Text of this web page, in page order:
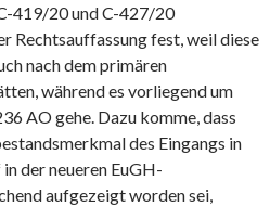
419/20 und C-427/20
Rechtsauffassung fest, weil diese
nach dem primären
während es vorliegend um
AO gehe. Dazu komme, dass
des Eingangs in
der neueren EuGH-
aufgezeigt worden sei,